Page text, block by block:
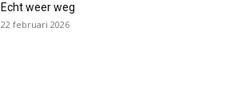
Echt weer weg
22 februari 2026